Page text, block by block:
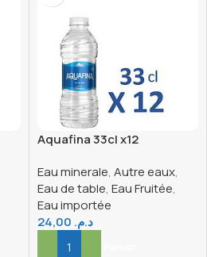
Aquafina 33cl x12
Eau minerale, Autre eaux,
Eau de table, Eau Fruitée,
Eau importée
د.م.
Ajouter Au Panier